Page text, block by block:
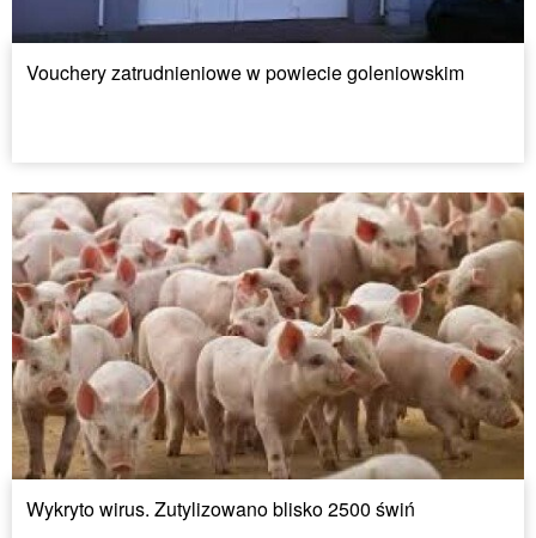
Vouchery zatrudnieniowe w powiecie goleniowskim
Wykryto wirus. Zutylizowano blisko 2500 świń